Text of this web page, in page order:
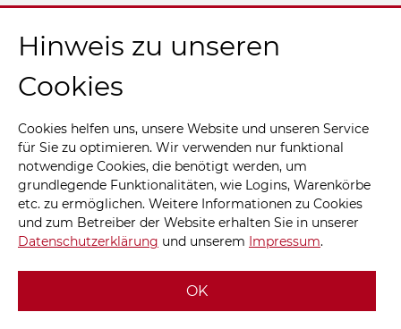
Hinweis zu unseren
Cookies
Cookies helfen uns, unsere Website und unseren Service
für Sie zu optimieren. Wir verwenden nur funktional
notwendige Cookies, die benötigt werden, um
grundlegende Funktionalitäten, wie Logins, Warenkörbe
etc. zu ermöglichen. Weitere Informationen zu Cookies
und zum Betreiber der Website erhalten Sie in unserer
Datenschutzerklärung und unserem Impressum.
OK